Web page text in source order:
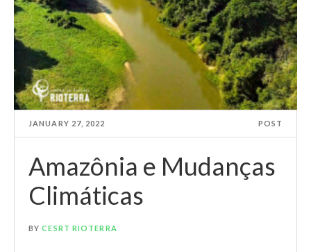
JANUARY 27, 2022 POST
Amazônia e Mudanças
Climáticas
BYCESRT RIOTERRA